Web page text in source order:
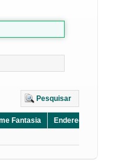
Pesquisar
Fantasia Endereço